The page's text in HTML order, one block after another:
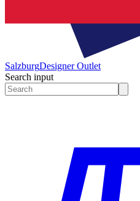
SalzburgDesigner Outlet
Search input